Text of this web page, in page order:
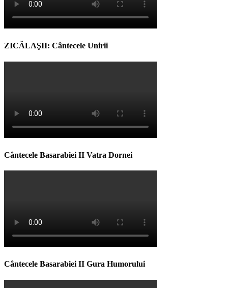
ZICĂLAŞII: Cântecele Unirii
Cântecele Basarabiei II Vatra Dornei
Cântecele Basarabiei II Gura Humorului